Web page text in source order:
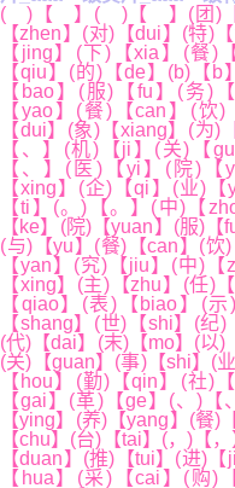
( )【 】( )【 】(团)【
【zhen】(对)【dui】(特)
【jing】(下)【xia】(餐)
【qiu】(的)【de】(b)【
【bao】(服)【fu】(务)
【yao】(餐)【can】(
【dui】(象)【xiang】(为
【、】(机)【ji】(关)【
【、】(医)【yi】(院)
【xing】(企)【qi】(业)
【ti】(。)【。】(中)【
【ke】(院)【yuan】(服)
(与)【yu】(餐)【can】(饮
【yan】(究)【jiu】(中)
【xing】(主)【zhu】(任)
【qiao】(表)【biao】(
【shang】(世)【shi】(纪
(代)【dai】(末)【mo】(以)
(关)【guan】(事)【shi】(
【hou】(勤)【qin】(社)
【gai】(革)【ge】(、)
【ying】(养)【yang】(餐
【chu】(台)【tai】(，)【
【duan】(推)【tui】(进)
【hua】(采)【cai】(购)